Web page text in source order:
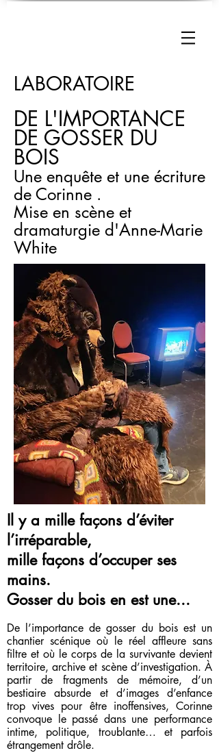
LABORATOIRE
DE L'IMPORTANCE
DE GOSSER DU
BOIS
Une enquête et une écriture
de Corinne .
Mise en scène et
dramaturgie d'Anne-Marie
White
Il y a mille façons d’éviter
l’irréparable,
mille façons d’occuper ses
mains.
Gosser du bois en est une...
De l’importance de gosser du bois est un
chantier scénique où le réel affleure sans
filtre et où le corps de la survivante devient
territoire, archive et scène d’investigation. À
partir de fragments de mémoire, d’un
bestiaire absurde et d’images d’enfance
trop vives pour être inoffensives, Corinne
convoque le passé dans une performance
intime, politique, troublante… et parfois
étrangement drôle.